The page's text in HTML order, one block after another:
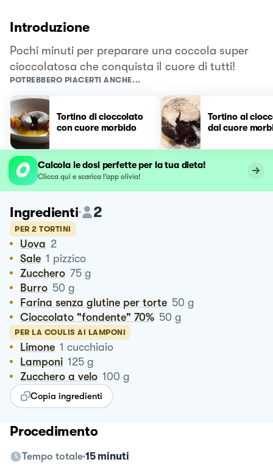
Introduzione
Pochi minuti per preparare una coccola super
cioccolatosa che conquista il cuore di tutti!
POTREBBERO PIACERTI ANCHE...
Tortino di cioccolato
con cuore morbido
Tortino al
dal cuore
Calcola le dosi perfette per la tua dieta!
Clicca qui e scarica l’app olivia!
Ingredienti 2
PER 2 TORTINI
Uova 2
Sale 1 pizzico
Zucchero 75 g
Burro 50 g
Farina senza glutine per torte 50 g
Cioccolato "fondente" 70% 50 g
PER LA COULIS AI LAMPONI
Limone 1 cucchiaio
Lamponi 125 g
Zucchero a velo 100 g
Copia ingredienti
Procedimento
Tempo totale 15 minuti